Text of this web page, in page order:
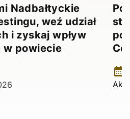
Nadbałtyckie
weź udział
i zyskaj wpływ
powiecie